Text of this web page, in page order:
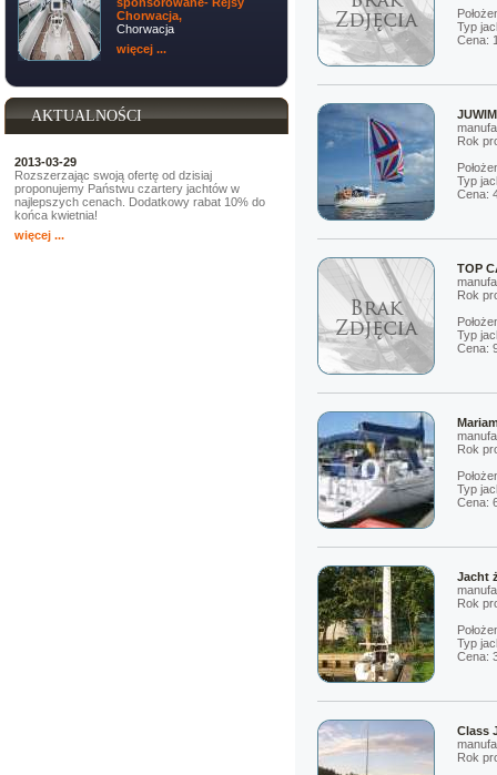
Chorwacja,
Chorwacja
więcej ...
AKTUALNOŚCI
2013-03-29
Rozszerzając swoją ofertę od dzisiaj
proponujemy Państwu czartery jachtów w
najlepszych cenach. Dodatkowy rabat 10% do
końca kwietnia!
więcej ...
Typ
Cena:
Rok
Typ
Cena:
TOP
Rok
Typ
Cena:
Rok
Typ
Cena:
Jacht
Rok
Typ
Cena:
Class
Rok